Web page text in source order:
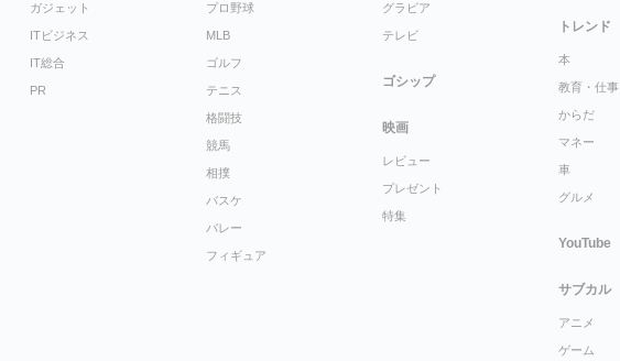
ガジェット
ITビジネス
IT総合
PR
プロ野球
MLB
ゴルフ
テニス
格闘技
競馬
相撲
バスケ
バレー
フィギュア
グラビア
テレビ
ゴシップ
映画
レビュー
プレゼント
特集
トレンド
本
教育・仕事
からだ
マネー
車
グルメ
YouTube
サブカル
アニメ
ゲーム